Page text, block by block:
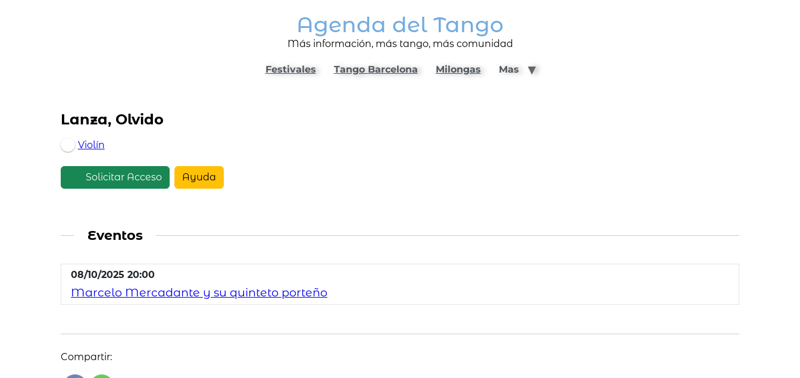
Agenda del Tango
Más información, más tango, más comunidad
Festivales Tango Barcelona Milongas Mas
Lanza, Olvido
Violín
Solicitar Acceso Ayuda
Eventos
08/10/2025 20:00
Marcelo Mercadante y su quinteto porteño
Compartir: